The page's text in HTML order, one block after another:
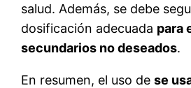
salud. Además, se debe
dosificación adecuada para
secundarios no deseados.
En resumen, el uso dese